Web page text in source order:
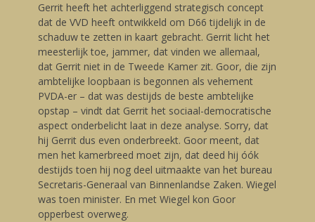
Gerrit heeft het achterliggend strategisch concept
dat de VVD heeft ontwikkeld om D66 tijdelijk in de
schaduw te zetten in kaart gebracht. Gerrit licht het
meesterlijk toe, jammer, dat vinden we allemaal,
dat Gerrit niet in de Tweede Kamer zit. Goor, die zijn
ambtelijke loopbaan is begonnen als vehement
PVDA-er – dat was destijds de beste ambtelijke
opstap – vindt dat Gerrit het sociaal-democratische
aspect onderbelicht laat in deze analyse. Sorry, dat
hij Gerrit dus even onderbreekt. Goor meent, dat
men het kamerbreed moet zijn, dat deed hij óók
destijds toen hij nog deel uitmaakte van het bureau
Secretaris-Generaal van Binnenlandse Zaken. Wiegel
was toen minister. En met Wiegel kon Goor
opperbest overweg.